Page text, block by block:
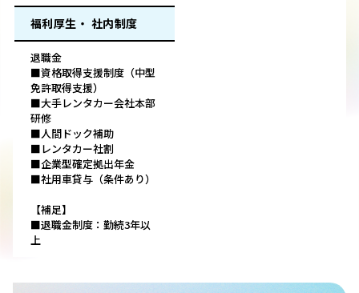
福利厚生・ 社内制度
退職金
■資格取得支援制度（中型
免許取得支援）
■大手レンタカー会社本部
研修
■人間ドック補助
■レンタカー社割
■企業型確定拠出年金
■社用車貸与（条件あり）
【補足】
■退職金制度：勤続3年以
上